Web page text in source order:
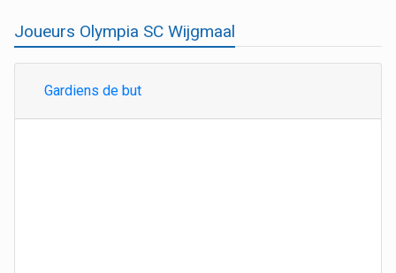
Joueurs Olympia SC Wijgmaal
Gardiens de but